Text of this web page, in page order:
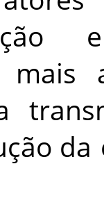
mais
da